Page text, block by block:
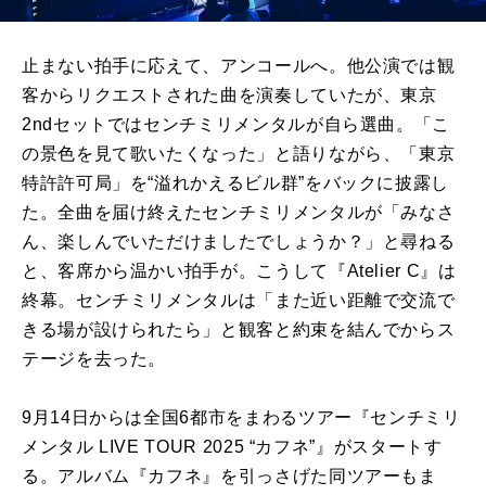
止まない拍手に応えて、アンコールへ。他公演では観
客からリクエストされた曲を演奏していたが、東京
2nd セットではセンチミリメンタルが自ら選曲。「こ
の景色を見て歌いたくなった」と語りながら、「東京
特許許可局」を“溢れかえるビル群”をバックに披露し
た。全曲を届け終えたセンチミリメンタルが「みなさ
ん、楽しんでいただけましたでしょうか？」と尋ねる
と、客席から温かい拍手が。こうして『Atelier C 』は
終幕。センチミリメンタルは「また近い距離で交流で
きる場が設けられたら」と観客と約束を結んでからス
テージを去った。
9月 14 日からは全国6都市をまわるツアー『センチミリ
メンタル LIVE TOUR 2025 “カフネ”』がスタートす
る。アルバム『カフネ』を引っさげた同ツアーもま